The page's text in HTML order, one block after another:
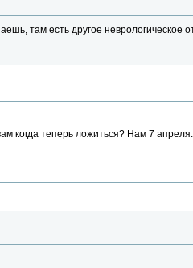
там есть другое неврологическое
когда теперь ложиться? Нам 7 апреля.